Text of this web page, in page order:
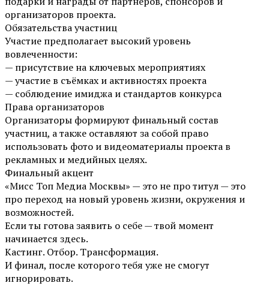
организаторов проекта.
Обязательства участниц
Участие предполагает высокий уровень
вовлеченности:
— присутствие на ключевых мероприятиях
— участие в съёмках и активностях проекта
— соблюдение имиджа и стандартов конкурса
Права организаторов
Организаторы формируют финальный состав
участниц, а также оставляют за собой право
использовать фото и видеоматериалы проекта в
рекламных и медийных целях.
Финальный акцент
«Мисс Топ Медиа Москвы» — это не про титул — это
про переход на новый уровень жизни, окружения и
возможностей.
Если ты готова заявить о себе — твой момент
начинается здесь.
Кастинг. Отбор. Трансформация.
И финал, после которого тебя уже не смогут
игнорировать.